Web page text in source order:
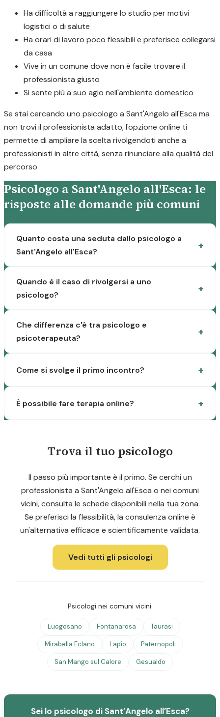
Ha difficoltà a raggiungere lo studio per motivi
logistici o di salute
Ha orari di lavoro poco flessibili e preferisce collegarsi
da casa
Vive in un comune dove non è facile trovare il
professionista giusto
Si sente più a suo agio nell'ambiente domestico
Se stai cercando uno psicologo a Sant'Angelo all'Esca ma
non trovi il professionista adatto, l'opzione online ti
permette di ampliare la scelta rivolgendoti anche a
professionisti in altre città, senza rinunciare alla qualità del
percorso.
Psicologo a Sant'Angelo all'Esca: le
risposte alle domande più comuni
Quanto costa una seduta dallo psicologo a
Sant'Angelo all'Esca?
Quando è il caso di rivolgersi a uno
psicologo?
Che differenza c'è tra psicologo e
psicoterapeuta?
Come si svolge il primo incontro?
È possibile fare terapia online?
Trova il tuo psicologo
Il passo più importante è il primo. Se cerchi un
professionista a Sant'Angelo all'Esca o nei comuni
vicini, consulta le schede disponibili nella tua zona.
Se preferisci la flessibilità, la consulenza online è
un'alternativa efficace e scientificamente validata.
Vedi tutti gli psicologi
Psicologi nei comuni vicini:
Luogosano Fontanarosa Taurasi
Mirabella Eclano Lapio Paternopoli
San Mango sul Calore Gesualdo
Sei lo psicologo di Sant’Angelo all’Esca?